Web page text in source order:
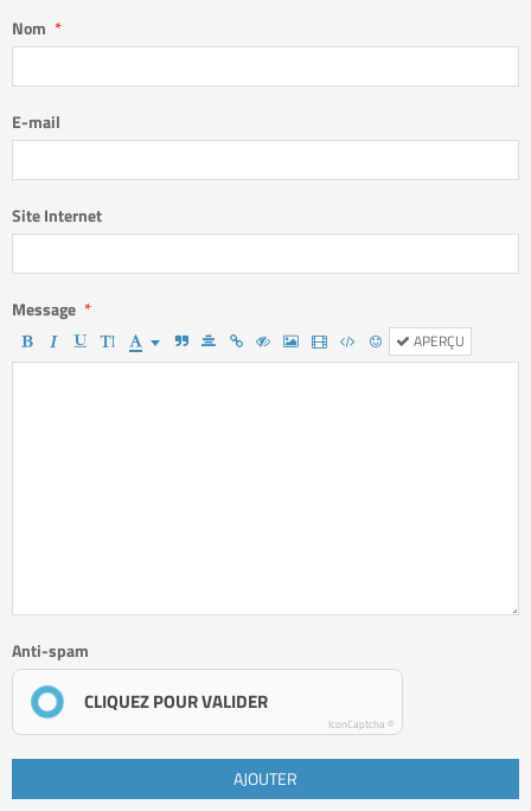
Nom
E-mail
Site Internet
Message
APERÇU
Anti-spam
CLIQUEZ POUR VALIDER
IconCaptcha ©
AJOUTER